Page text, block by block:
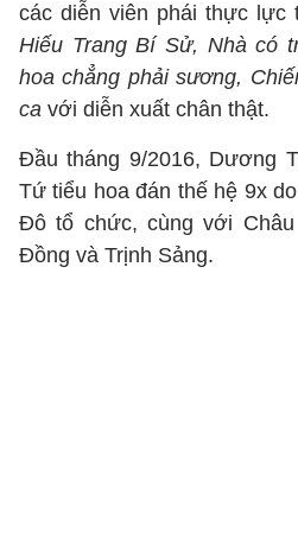
các diễn viên phái thực lực
Hiếu Trang Bí Sử, Nhà có
hoa chẳng phải sương,
ca với diễn xuất chân thật.
Đầu tháng 9/2016, Dương
Tứ tiểu hoa đán thế hệ 9x
Đô tổ chức, cùng với
Đồng và Trịnh Sảng.